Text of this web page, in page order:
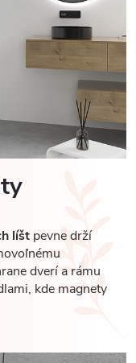
líšt pevne drží
dverí a rámu
kde magnety